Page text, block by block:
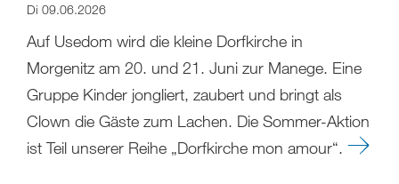
Di 09.06.2026
Auf Usedom wird die kleine Dorfkirche in
Morgenitz am 20. und 21. Juni zur Manege. Eine
Gruppe Kinder jongliert, zaubert und bringt als
Clown die Gäste zum Lachen. Die Sommer-Aktion
ist Teil unserer Reihe „Dorfkirche mon amour“.